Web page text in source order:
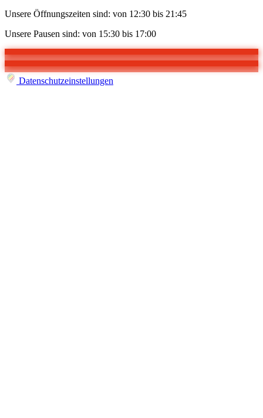
Unsere Öffnungszeiten sind: von 12:30 bis 21:45
Unsere Pausen sind: von 15:30 bis 17:00
Datenschutzeinstellungen